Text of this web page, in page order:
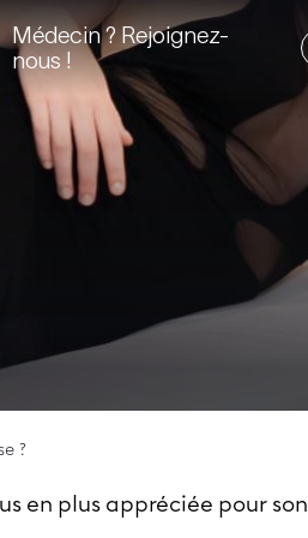
Médecin ? Rejoignez-
nous !
?
en plus appréciée pour son